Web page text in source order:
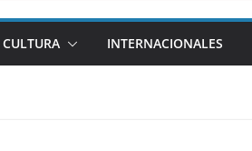
CULTURA INTERNACIONALES